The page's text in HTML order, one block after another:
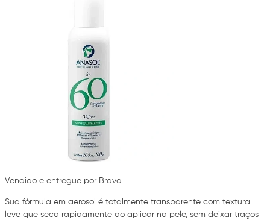
Vendido e entregue por Brava
Sua fórmula em aerosol é totalmente transparente com textura
leve que seca rapidamente ao aplicar na pele, sem deixar traços